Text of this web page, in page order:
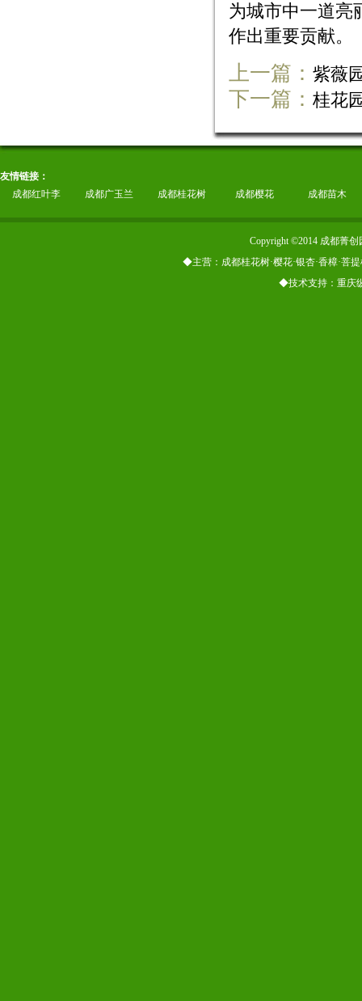
为城市中一道亮
作出重要贡献。
上一篇： 紫薇
下一篇： 桂花
友情链接：
成都红叶李
成都广玉兰 成都桂花树 成都樱花 成都苗木
Copyright ©2014 成都菁
◆主营：成都桂花树·樱花·银杏·香樟·菩
◆技术支持：重庆